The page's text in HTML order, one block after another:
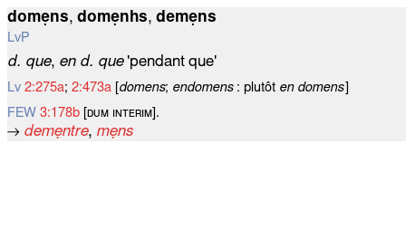
domẹns, domẹnhs, demẹns
LvP
d. que, en d. que'pendant que'
Lv 2:275a; 2:473a domens; endomens: plutôt en domens]
FEW 3:178b [ᴅᴜᴍ ɪɴᴛᴇʀɪᴍ].
→ demẹntre, mẹns